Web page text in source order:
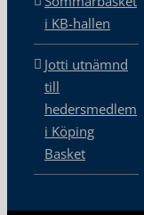
i KB-hallen
Jotti utnämnd
till
hedersmedlem
i Köping
Basket